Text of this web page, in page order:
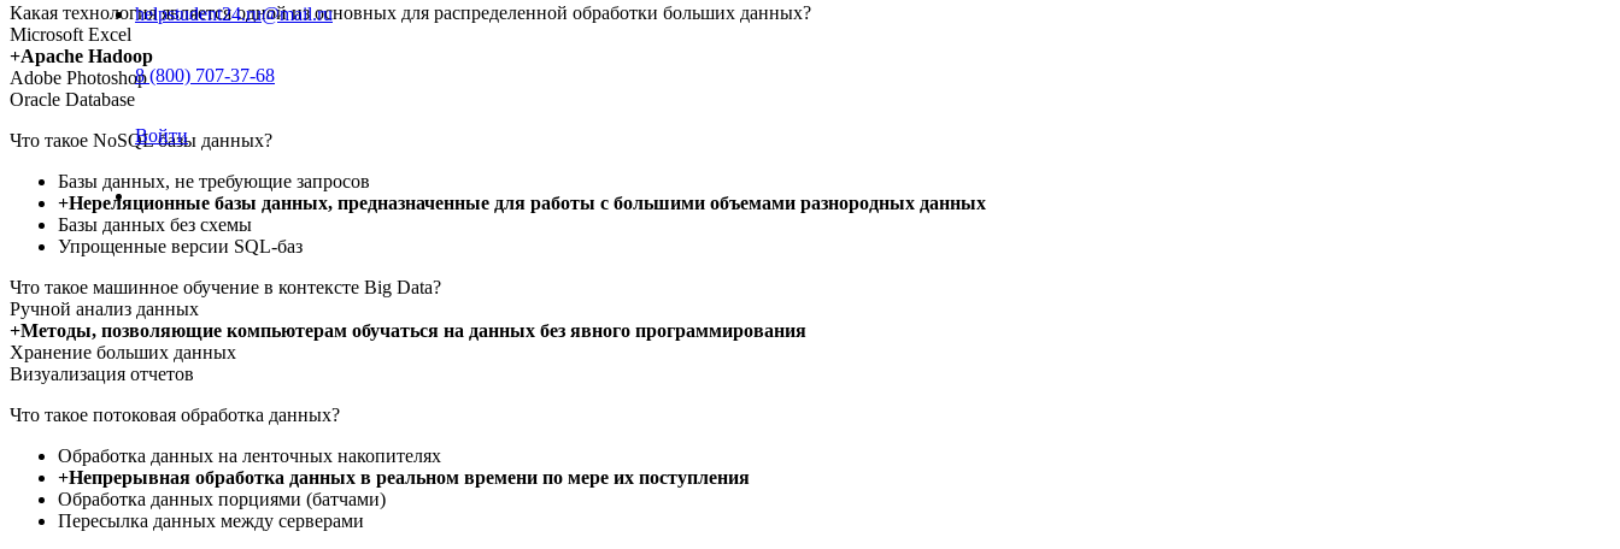
helpstudent24.ru@mail.ru
8 (800) 707-37-68
Войти
Какая технология является одной из основных для распределенной обработки больших данных?
Microsoft Excel
+Apache Hadoop
Adobe Photoshop
Oracle Database
Что такое NoSQL базы данных?
Базы данных, не требующие запросов
+Нереляционные базы данных, предназначенные для работы с большими объемами разнородных данных
Базы данных без схемы
Упрощенные версии SQL-баз
Что такое машинное обучение в контексте Big Data?
Ручной анализ данных
+Методы, позволяющие компьютерам обучаться на данных без явного программирования
Хранение больших данных
Визуализация отчетов
Что такое потоковая обработка данных?
Обработка данных на ленточных накопителях
+Непрерывная обработка данных в реальном времени по мере их поступления
Обработка данных порциями (батчами)
Пересылка данных между серверами